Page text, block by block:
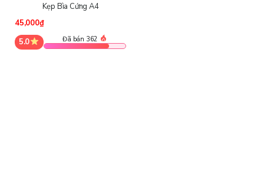
Kẹp Bìa Cứng A4
45,000₫
5.0
Đã bán 362